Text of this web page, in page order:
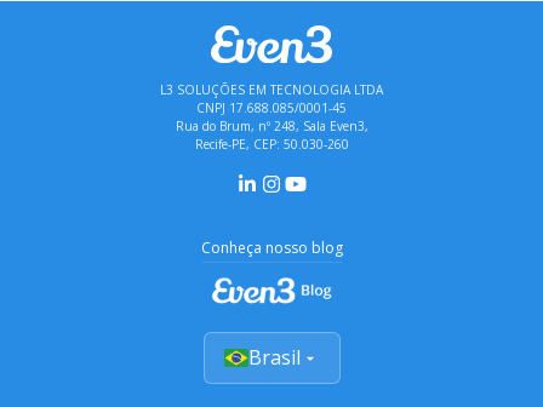
L3 SOLUÇÕES EM TECNOLOGIA LTDA
CNPJ 17.688.085/0001-45
Rua do Brum, nº 248, Sala Even3,
Recife-PE, CEP: 50.030-260
Conheça nosso blog
Brasil